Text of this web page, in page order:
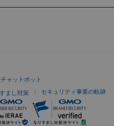
ャットボット
まし対策 セキュリティ事業の軌跡